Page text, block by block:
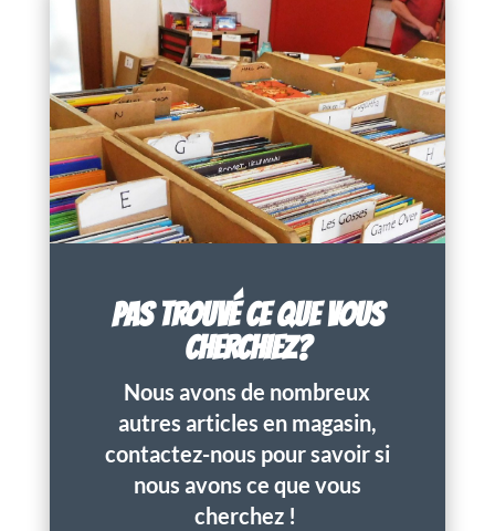
PAS TROUVÉ CE QUE VOUS
CHERCHIEZ?
Nous avons de nombreux
autres articles en magasin,
contactez-nous pour savoir si
nous avons ce que vous
cherchez !